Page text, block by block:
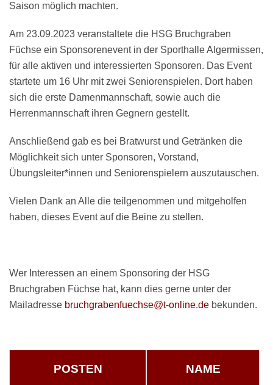
Saison möglich machten.
Am 23.09.2023 veranstaltete die HSG Bruchgraben
Füchse ein Sponsorenevent in der Sporthalle Algermissen,
für alle aktiven und interessierten Sponsoren. Das Event
startete um 16 Uhr mit zwei Seniorenspielen. Dort haben
sich die erste Damenmannschaft, sowie auch die
Herrenmannschaft ihren Gegnern gestellt.
Anschließend gab es bei Bratwurst und Getränken die
Möglichkeit sich unter Sponsoren, Vorstand,
Übungsleiter*innen und Seniorenspielern auszutauschen.
Vielen Dank an Alle die teilgenommen und mitgeholfen
haben, dieses Event auf die Beine zu stellen.
Wer Interessen an einem Sponsoring der HSG
Bruchgraben Füchse hat, kann dies gerne unter der
Mailadresse bruchgrabenfuechse@t-online.de bekunden.
POSTEN NAME